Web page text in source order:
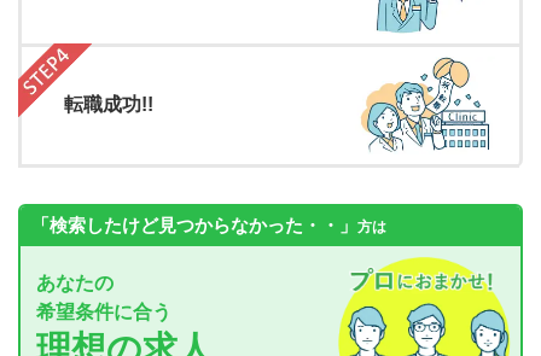
転職成功!!
「検索したけど見つからなかった・・」 方は
あなたの
希望条件に合う
理想の求人